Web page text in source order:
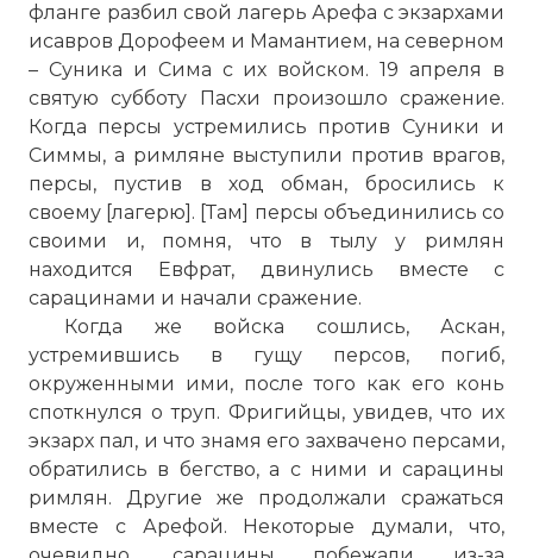
фланге разбил свой лагерь Арефа с экзархами
исавров Дорофеем и Мамантием, на северном
– Суника и Сима с их войском. 19 апреля в
святую субботу Пасхи произошло сражение.
Когда персы устремились против Суники и
Симмы, а римляне выступили против врагов,
персы, пустив в ход обман, бросились к
своему [лагерю]. [Там] персы объединились со
своими и, помня, что в тылу у римлян
находится Евфрат, двинулись вместе с
сарацинами и начали сражение.
Когда же войска сошлись, Аскан,
устремившись в гущу персов, погиб,
окруженными ими, после того как его конь
споткнулся о труп. Фригийцы, увидев, что их
экзарх пал, и что знамя его захвачено персами,
обратились в бегство, а с ними и сарацины
римлян. Другие же продолжали сражаться
вместе с Арефой. Некоторые думали, что,